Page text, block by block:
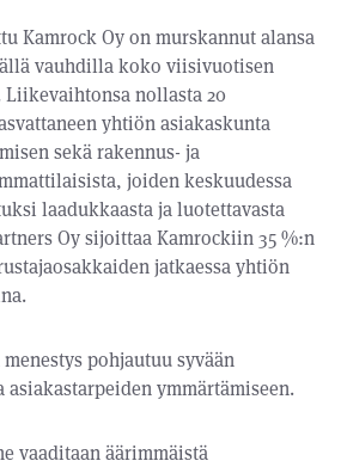
Kamrock Oy on murskannut alansa
vauhdilla koko viisivuotisen
Liikevaihtonsa nollasta 20
yhtiön asiakaskunta
sekä rakennus- ja
joiden keskuudessa
laadukkaasta ja luotettavasta
Oy sijoittaa Kamrockiin 35 %:n
jatkaessa yhtiön
pohjautuu syvään
asiakastarpeiden ymmärtämiseen.
vaaditaan äärimmäistä